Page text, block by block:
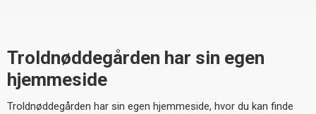
Troldnøddegården har sin egen
hjemmeside
Troldnøddegården har sin egen hjemmeside, hvor du kan finde